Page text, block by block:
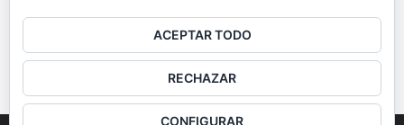
BARRA
LATERAL
ACEPTAR TODO
RECHAZAR
CONFIGURAR